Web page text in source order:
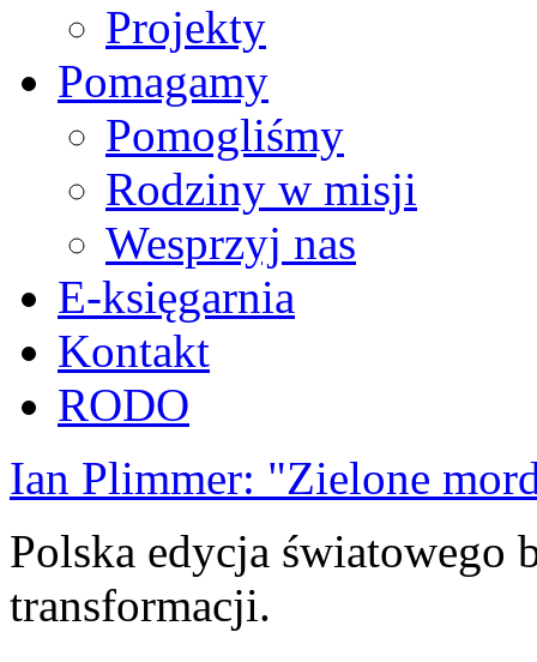
Projekty
Pomagamy
Pomogliśmy
Rodziny w misji
Wesprzyj nas
E-księgarnia
Kontakt
RODO
Ian Plimmer: "Zielone
Polska edycja światowego
transformacji.